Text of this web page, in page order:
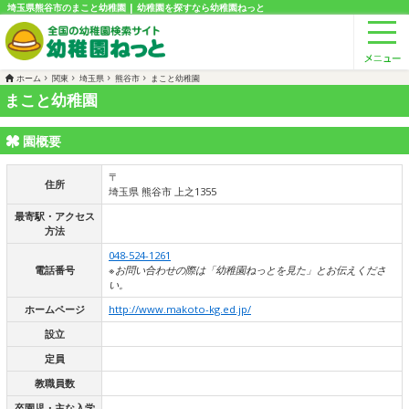
埼玉県熊谷市のまこと幼稚園 | 幼稚園を探すなら幼稚園ねっと
ホーム 関東 埼玉県 熊谷市 まこと幼稚園
まこと幼稚園
園概要
住所
〒
埼玉県 熊谷市 上之1355
最寄駅・アクセス
方法
電話番号
048-524-1261
※お問い合わせの際は「幼稚園ねっとを見た」とお伝えくださ
い。
ホームページ
http://www.makoto-kg.ed.jp/
設立
定員
教職員数